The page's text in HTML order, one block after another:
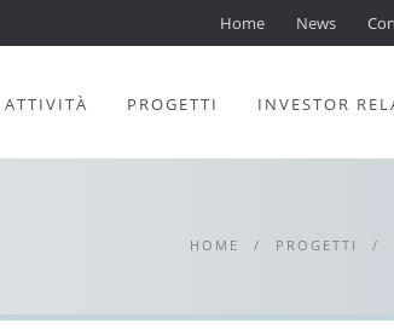
Home News
ATTIVITÀ PROGETTI INVESTOR
HOME / PROGETTI /